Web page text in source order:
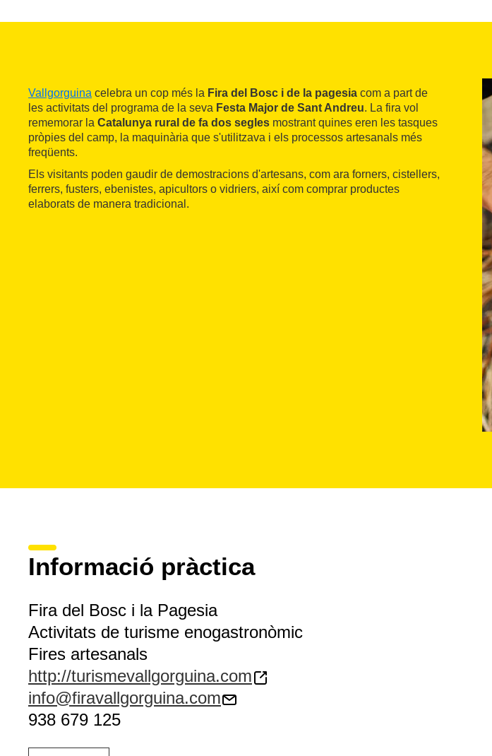
Vallgorguina celebra un cop més la Fira del Bosc i de la pagesia com a part de
les activitats del programa de la seva Festa Major de Sant Andreu. La fira vol
rememorar la Catalunya rural de fa dos segles mostrant quines eren les tasques
pròpies del camp, la maquinària que s'utilitzava i els processos artesanals més
freqüents.
Els visitants poden gaudir de demostracions d'artesans, com ara forners, cistellers,
ferrers, fusters, ebenistes, apicultors o vidriers, així com comprar productes
elaborats de manera tradicional.
Informació pràctica
Fira del Bosc i la Pagesia
Activitats de turisme enogastronòmic
Fires artesanals
http://turismevallgorguina.com
info@firavallgorguina.com
938 679 125